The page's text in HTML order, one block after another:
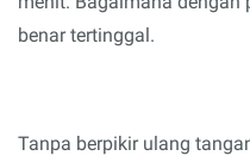
benar tertinggal.
Tanpa berpikir ulang